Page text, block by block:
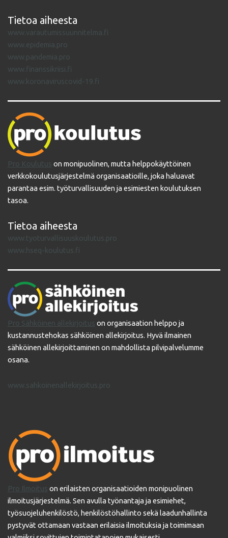
Tietoa aiheesta
www.varautumissuunnitelma.fi
www.epidemia.pro
www.pandemia.pro
www.finanssikriisi.fi
www.koronaviruscovid-19.fi
Pro Koulutus on monipuolinen, mutta helppokäyttöinen
verkkokoulutusjärjestelmä organisaatioille, joka haluavat
parantaa esim. työturvallisuuden ja esimiesten koulutuksen
tasoa.
Tietoa aiheesta
www.tyoturvallisuuskoulutus.pro
www.hseq-koulutus.fi
Pro Sähköinen allekirjoitus on organisaation helppo ja
kustannustehokas sähköinen allekirjoitus. Hyvä ilmainen
sähköinen allekirjoittaminen on mahdollista pilvipalvelumme
osana.
www.sahkoinenallekirjoitus.pro
Pro Ilmoitus on erilaisten organisaatioiden monipuolinen
ilmoitusjärjestelmä. Sen avulla työnantaja ja esimiehet,
työsuojeluhenkilöstö, henkilöstöhallinto sekä laadunhallinta
pystyvät ottamaan vastaan erilaisia ilmoituksia ja toimimaan